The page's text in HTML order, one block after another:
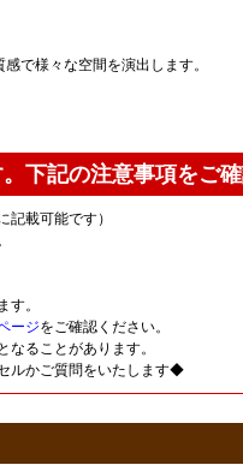
で様々な空間を演出します。
下記の注意事項をご確
記載可能です）
す。
ージをご確認ください。
となることがあります。
ルかご質問をいたします◆